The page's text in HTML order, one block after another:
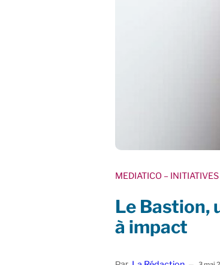
MEDIATICO – INITIATIVES
Le Bastion,
à impact